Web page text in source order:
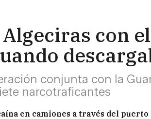
con
conjunta con la
narcotraficantes
en camiones a través del